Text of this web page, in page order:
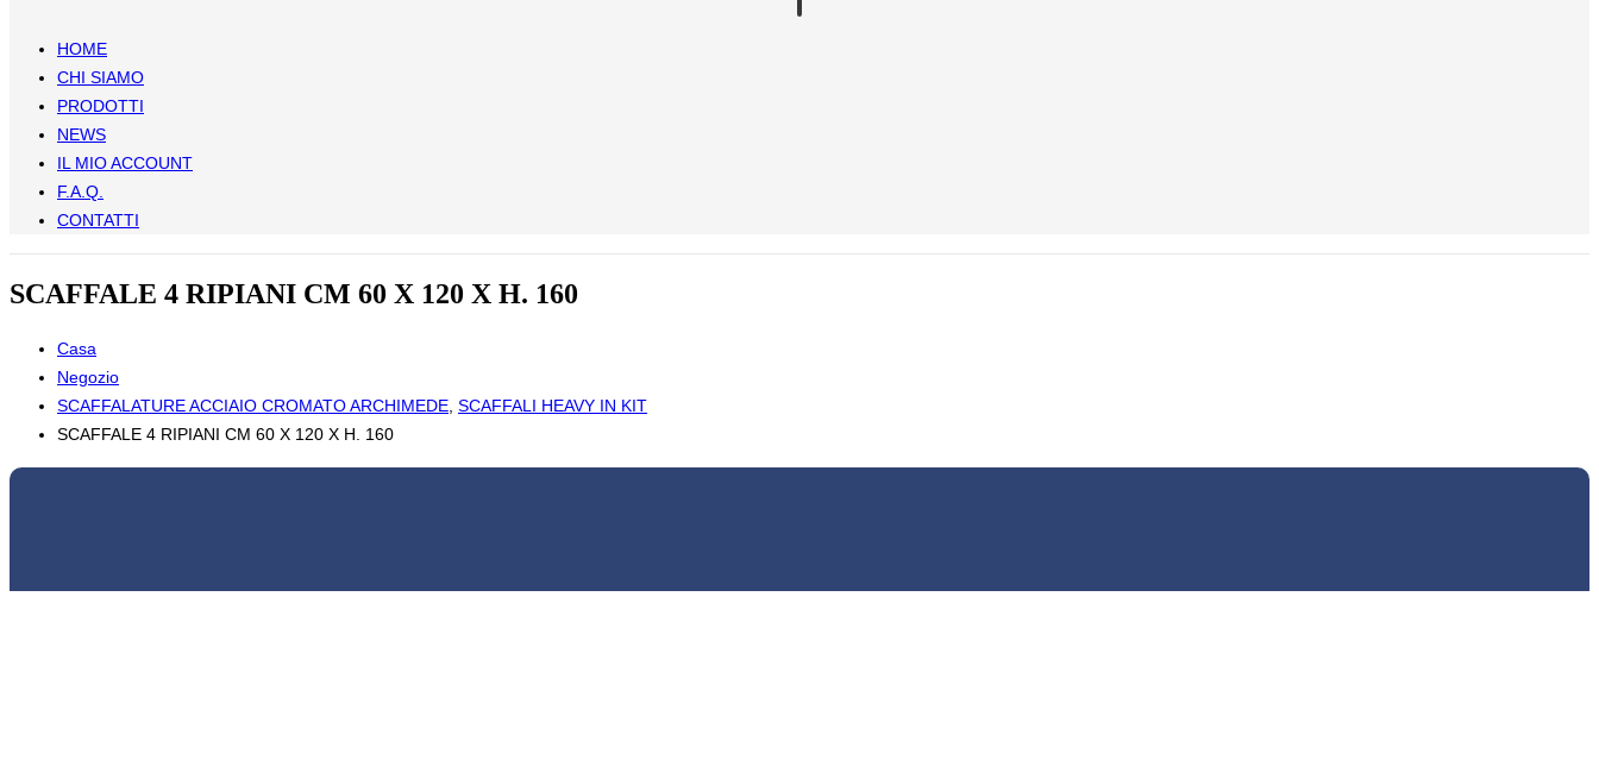
HOME
CHI SIAMO
PRODOTTI
NEWS
IL MIO ACCOUNT
F.A.Q.
CONTATTI
SCAFFALE 4 RIPIANI CM 60 X 120 X H. 160
Casa
Negozio
SCAFFALATURE ACCIAIO CROMATO ARCHIMEDE SCAFFALI HEAVY IN KIT
SCAFFALE 4 RIPIANI CM 60 X 120 X H. 160